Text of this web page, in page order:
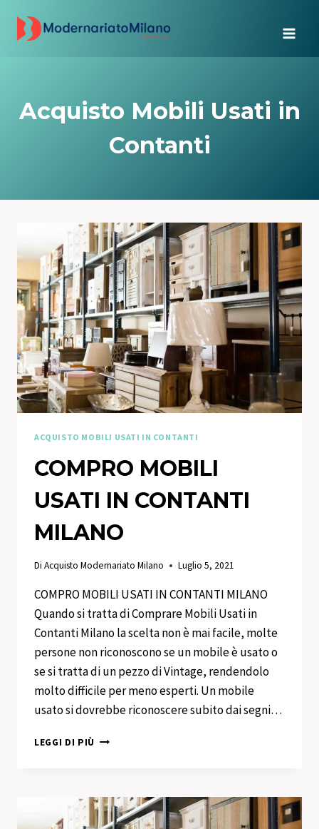
Acquisto Mobili Usati in
Contanti
ACQUISTO MOBILI USATI IN CONTANTI
COMPRO MOBILI
USATI IN CONTANTI
MILANO
Di Acquisto Modernariato Milano Luglio 5, 2021
COMPRO MOBILI USATI IN CONTANTI MILANO
Quando si tratta di Comprare Mobili Usati in
Contanti Milano la scelta non è mai facile, molte
persone non riconoscono se un mobile è usato o
se si tratta di un pezzo di Vintage, rendendolo
molto difficile per meno esperti. Un mobile
usato si dovrebbe riconoscere subito dai segni…
LEGGI DI PIÙ COMPRO
CONTANTI
MILANO